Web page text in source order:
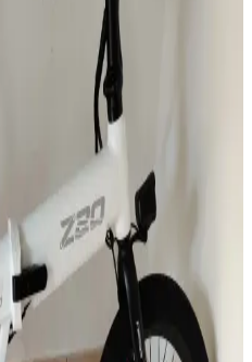
gerekliliği teknik özelliklere
ehliyet istemezken, üstü
tescil zorunludur.
Gerekliliği: Güç, Hız
aracın güç ve hız sınırlarına
güvenlik önlemleri ve
bilgiler sunulmaktadır.
Volta Elektrikli
maliyet ve pratik şarj
Detayları hemen